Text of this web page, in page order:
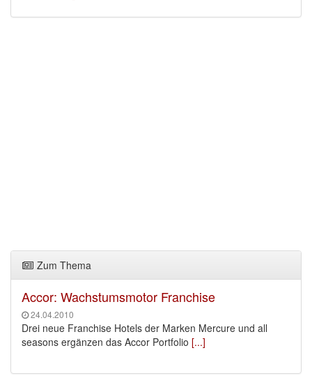
Zum Thema
Accor: Wachstumsmotor Franchise
24.04.2010
Drei neue Franchise Hotels der Marken Mercure und all
seasons ergänzen das Accor Portfolio [...]